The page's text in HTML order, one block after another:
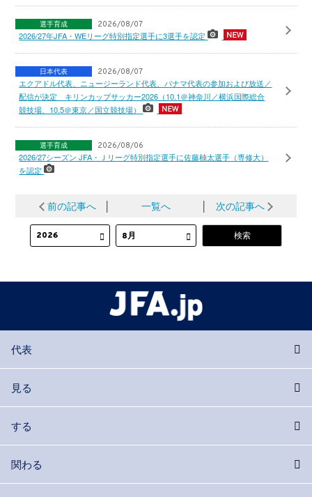
選手育成 2026/08/07
2026/27年JFA・WEリーグ特別指定選手に3選手を認定
日本代表 2026/08/07
エクアドル代表、ニュージーランド代表、パナマ代表の参加および放送／
配信が決定 キリンカップサッカー2026（10.1＠神奈川／横浜国際総合
競技場、10.5＠東京／国立競技場）
選手育成 2026/08/06
2026/27シーズン JFA・Ｊリーグ特別指定選手に佐藤柚太選手（専修大）
を認定
前の記事へ 一覧へ 次の記事へ
代表
見る
する
関わる